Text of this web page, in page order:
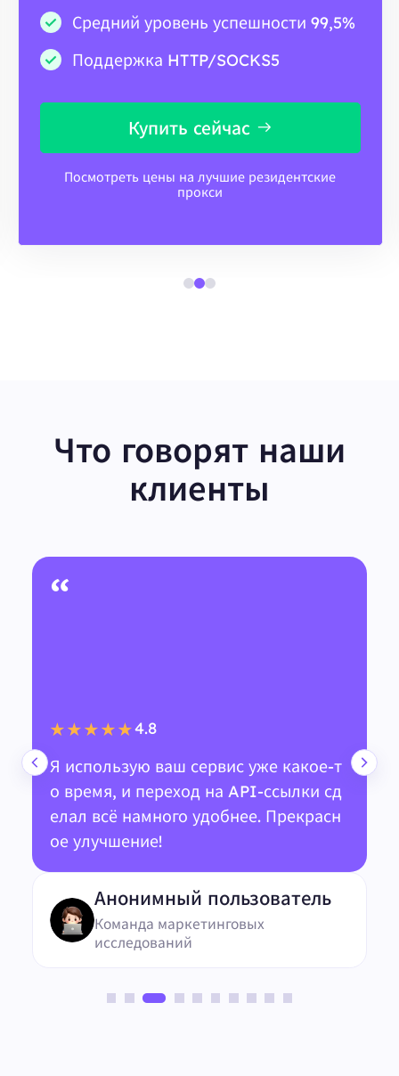
Средний уровень успешности 99,5%
Поддержка HTTP/SOCKS5
Купить сейчас
Посмотреть цены на лучшие резидентские
прокси
Что говорят наши
клиенты
“
★★★★★4.8
Я использую ваш сервис уже какое-т
о время, и переход на API-ссылки сд
елал всё намного удобнее. Прекрасн
ое улучшение!
Анонимный пользователь
Команда маркетинговых
исследований